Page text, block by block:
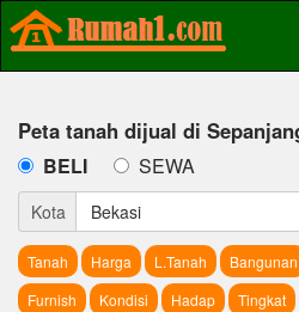
Peta tanah dijual di
BELI SEWA
Kota Bekasi
Tanah Harga L.Tanah Bangunan
Furnish
Kondisi Hadap Tingkat